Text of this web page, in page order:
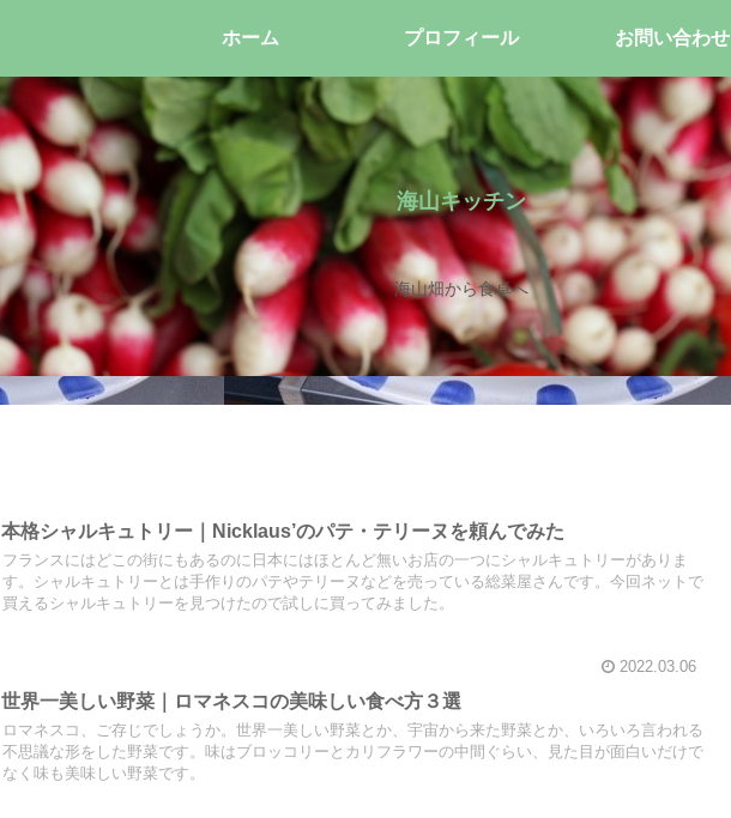
海山キッチン
海山畑から食卓へ
ホーム プロフィール お問い合わせ
本格シャルキュトリー｜Nicklaus’のパテ・テリーヌを頼んでみた
フランスにはどこの街にもあるのに日本にはほとんど無いお店の一つにシャルキュトリーがありま
す。シャルキュトリーとは手作りのパテやテリーヌなどを売っている総菜屋さんです。今回ネットで
買えるシャルキュトリーを見つけたので試しに買ってみました。
2022.03.06
世界一美しい野菜｜ロマネスコの美味しい食べ方３選
ロマネスコ、ご存じでしょうか。世界一美しい野菜とか、宇宙から来た野菜とか、いろいろ言われる
不思議な形をした野菜です。味はブロッコリーとカリフラワーの中間ぐらい、見た目が面白いだけで
なく味も美味しい野菜です。